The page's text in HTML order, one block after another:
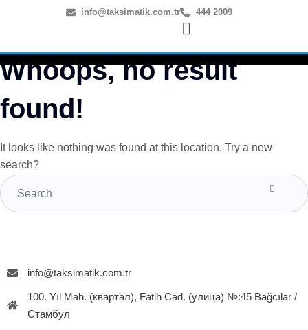
info@taksimatik.com.tr 444 2009
Whoops, no result
found!
It looks like nothing was found at this location. Try a new
search?
info@taksimatik.com.tr
100. Yıl Mah. (квартал), Fatih Cad. (улица) №:45 Bağcılar /
Стамбул